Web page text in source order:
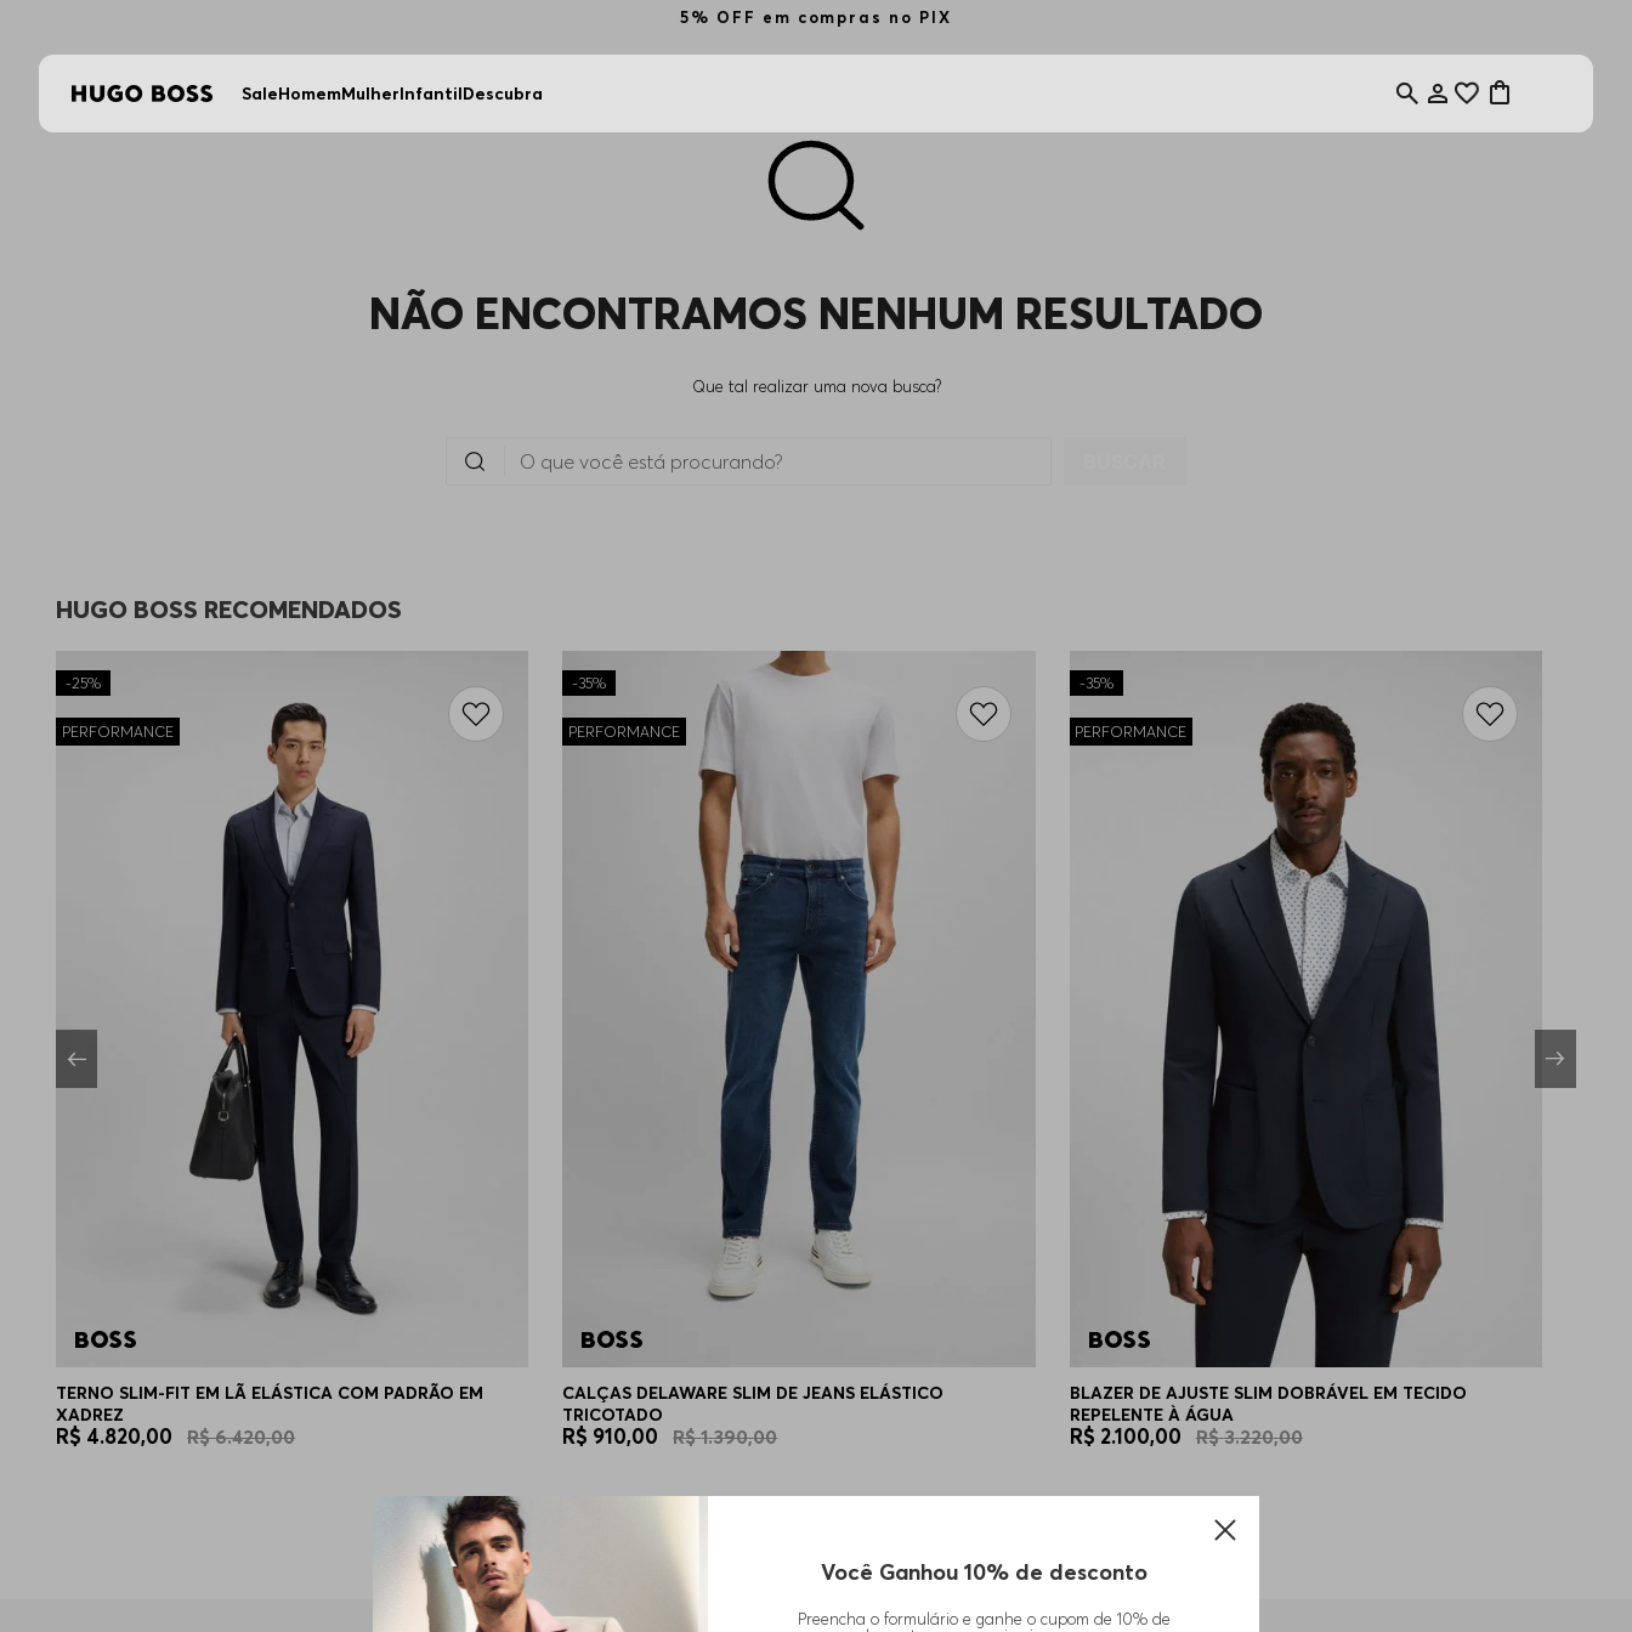
5% OFF em compras no PIX
Você Ganhou 10% de desconto
Preencha o formulário e ganhe o cupom de 10% de
SaleHomemMulherInfantilDescubra
NÃO ENCONTRAMOS NENHUM RESULTADO
Que tal realizar uma nova busca?
O que você está procurando?
HUGO BOSS RECOMENDADOS
-25%
PERFORMANCE
TERNO SLIM-FIT EM LÃ ELÁSTICA COM PADRÃO EM
XADREZ
R$ 4.820,00 R$ 6.420,00
-35%
PERFORMANCE
CALÇAS DELAWARE SLIM DE JEANS ELÁSTICO
TRICOTADO
R$ 910,00 R$ 1.390,00
-35%
PERFORMANCE
BLAZER DE AJUSTE SLIM DOBRÁVEL EM TECIDO
REPELENTE À ÁGUA
R$ 2.100,00 R$ 3.220,00